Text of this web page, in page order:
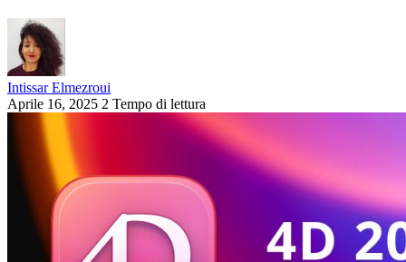
Intissar Elmezroui
Aprile 16, 2025 2 Tempo di lettura